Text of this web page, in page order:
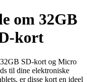
om 32GB
kort
SD-kort og Micro
til dine elektroniske
er disse kort en ideel